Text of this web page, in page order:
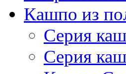
Кашпо из
Серия
Серия